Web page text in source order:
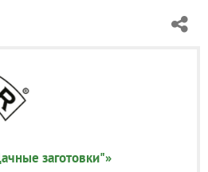
заготовки"»